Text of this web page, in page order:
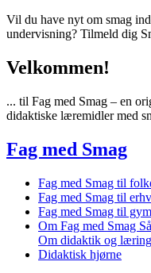
Vil du have nyt om smag
undervisning? Tilmeld dig
Velkommen!
... til Fag med Smag – en
didaktiske læremidler med
Fag med Smag
Fag med Smag til
Fag med Smag til
Fag med Smag til
Om Fag med Smag
Om didaktik og
Didaktisk hjørne